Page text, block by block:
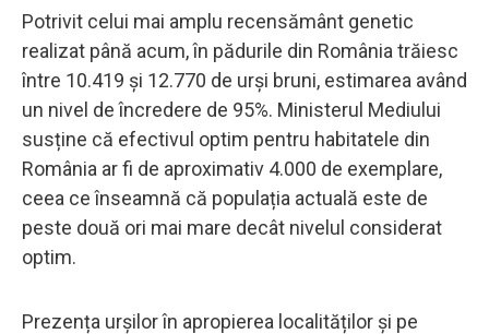
Potrivit celui mai amplu recensământ genetic
realizat până acum, în pădurile din România trăiesc
între 10.419 și 12.770 de urși bruni, estimarea având
un nivel de încredere de 95%. Ministerul Mediului
susține că efectivul optim pentru habitatele din
România ar fi de aproximativ 4.000 de exemplare,
ceea ce înseamnă că populația actuală este de
peste două ori mai mare decât nivelul considerat
optim.
Prezența urșilor în apropierea localităților și pe